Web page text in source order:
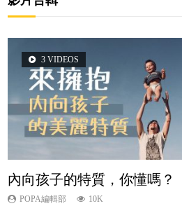
3 VIDEOS
內向孩子的特質，你懂嗎？
POPA編輯部 10K
5 VIDEOS
夫妻必看！經營婚姻，沒捷徑
POPA編輯部 22.9K
14 VIDEOS
新手父母不用怕
POPA編輯部 16.3K
2 VIDEOS
想孩子學好外語，點做好？
POPA編輯部 9.9K
6 VIDEOS
孩子能力天注定？
POPA編輯部 7.9K